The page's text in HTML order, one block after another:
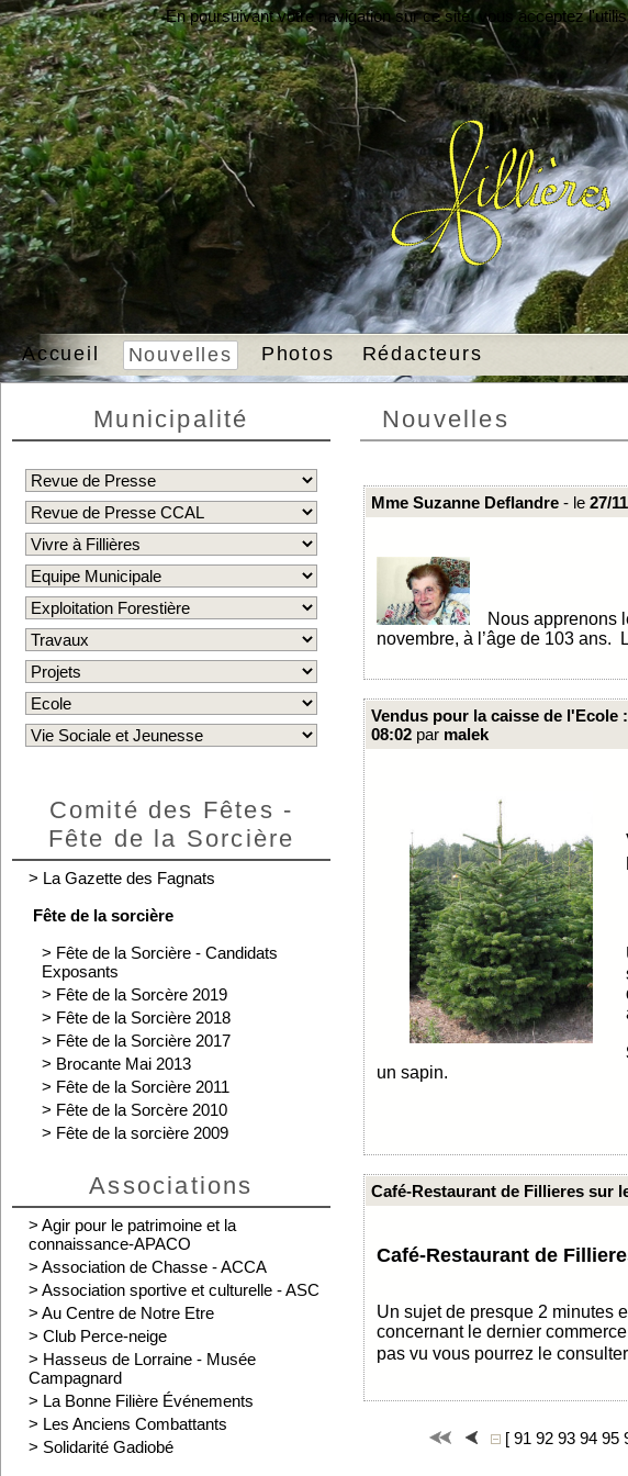
En poursuivant votre navigation sur ce site, vous acceptez
Accueil Nouvelles Photos Rédacteurs
Municipalité
Comité des Fêtes -
Fête de la Sorcière
> La Gazette des Fagnats
Fête de la sorcière
> Fête de la Sorcière - Candidats
Exposants
> Fête de la Sorcère 2019
> Fête de la Sorcière 2018
> Fête de la Sorcière 2017
> Brocante Mai 2013
> Fête de la Sorcière 2011
> Fête de la Sorcère 2010
> Fête de la sorcière 2009
Associations
> Agir pour le patrimoine et la
connaissance-APACO
> Association de Chasse - ACCA
> Association sportive et culturelle - ASC
> Au Centre de Notre Etre
> Club Perce-neige
> Hasseus de Lorraine - Musée
Campagnard
> La Bonne Filière Événements
> Les Anciens Combattants
> Solidarité Gadiobé
Nouvelles
Mme Suzanne Deflandre - le 27/
Nous apprenons
novembre, à l’âge de 103 ans.
Vendus pour la caisse de l'Ecole
08:02 par malek
un sapin.
Café-Restaurant de Fillieres sur
Café-Restaurant de
Un sujet de presque 2 minutes
concernant le dernier
pas vu vous pourrez le
[ 91 92 93 94 95